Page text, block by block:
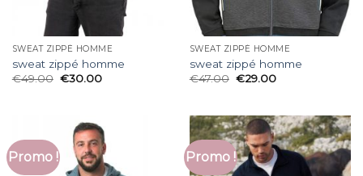
SWEAT ZIPPÉ HOMME
sweat zippé homme
€49.00 €30.00
SWEAT ZIPPÉ HOMME
sweat zippé homme
€47.00 €29.00
Promo ! Promo !